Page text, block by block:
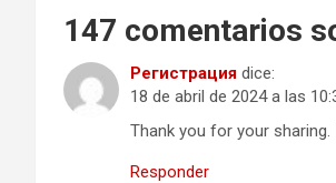
147 comentarios
Регистрация dice:
18 de abril de 2024 a las
Thank you for your
Responder